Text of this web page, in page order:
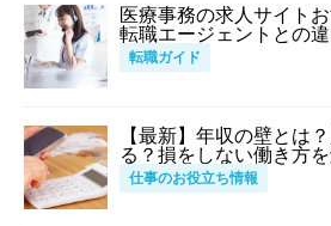
医療事務の求人サイト
転職エージェントとの
転職ガイド
【最新】年収の壁とは
る？損をしない働き方
仕事のお役立ち情報